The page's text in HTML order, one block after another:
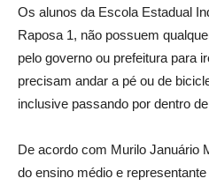
Os alunos da Escola Estadual
Raposa 1, não possuem
pelo governo ou prefeitura para
precisam andar a pé ou de
inclusive passando por dentro
De acordo com Murilo Januário
do ensino médio e